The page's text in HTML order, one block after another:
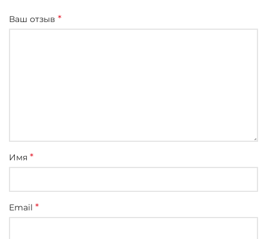
Ваш отзыв *
Имя *
Email *